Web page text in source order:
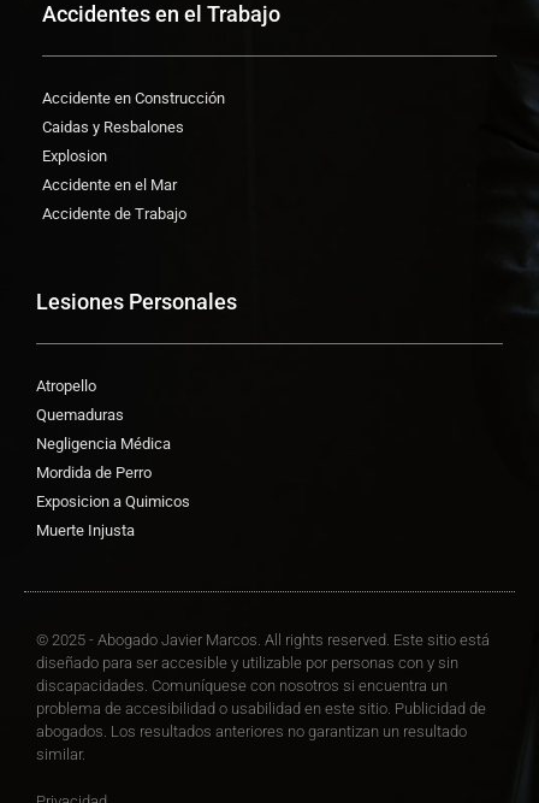
Accidentes en el Trabajo
Accidente en Construcción
Caidas y Resbalones
Explosion
Accidente en el Mar
Accidente de Trabajo
Lesiones Personales
Atropello
Quemaduras
Negligencia Médica
Mordida de Perro
Exposicion a Quimicos
Muerte Injusta
© 2025 - Abogado Javier Marcos. All rights reserved. Este sitio está
diseñado para ser accesible y utilizable por personas con y sin
discapacidades. Comuníquese con nosotros si encuentra un
problema de accesibilidad o usabilidad en este sitio. Publicidad de
abogados. Los resultados anteriores no garantizan un resultado
similar.